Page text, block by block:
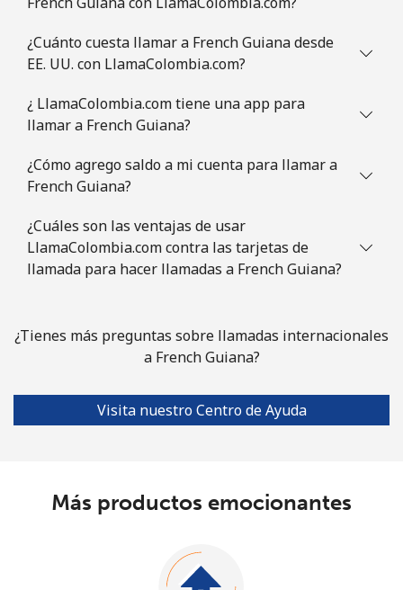
¿Cuánto cuesta llamar a French Guiana desde
EE. UU. con LlamaColombia.com?
¿ LlamaColombia.com tiene una app para
llamar a French Guiana?
¿Cómo agrego saldo a mi cuenta para llamar a
French Guiana?
¿Cuáles son las ventajas de usar
LlamaColombia.com contra las tarjetas de
llamada para hacer llamadas a French Guiana?
¿Tienes más preguntas sobre llamadas internacionales
a French Guiana?
Visita nuestro Centro de Ayuda
Más productos emocionantes